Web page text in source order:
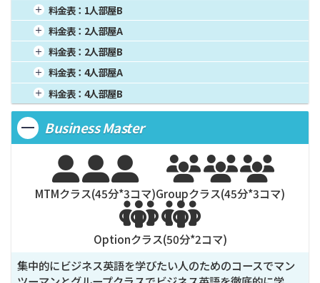
1週間
84,500
2週間
156,000
3週間
214,500
4週間
8週間
520,000
12週間
780,000
20週間
1,300,000
24週間
1,560,000
料金表： 1人部屋B
1週間
82,875
2週間
153,000
3週間
210,375
8週間
510,000
12週間
765,000
20週間
1,275,000
24週間
1,530,000
料金表： 2人部屋A
1週間
68,250
2週間
126,000
3週間
173,250
4週間
8週間
420,000
12週間
630,000
20週間
1,050,000
24週間
1,260,000
料金表： 2人部屋B
1週間
66,625
2週間
123,000
3週間
169,125
4週間
8週間
410,000
12週間
615,000
20週間
1,025,000
24週間
1,230,000
料金表： 4人部屋A
1週間
61,750
2週間
114,000
3週間
156,750
4週間
8週間
380,000
12週間
20週間
950,000
料金表： 4人部屋B
1週間
60,125
2週間
111,000
3週間
152,625
4週間
185,000
8週間
12週間
555,000
16週間
740,000
24週間
1,110,000
Business Master

MTMクラス(45分*3コマ)

Groupクラス(45分*3コマ)

Optionクラス(50分*2コマ)
集中的にビジネス英語を学びたい人のためのコースでマン